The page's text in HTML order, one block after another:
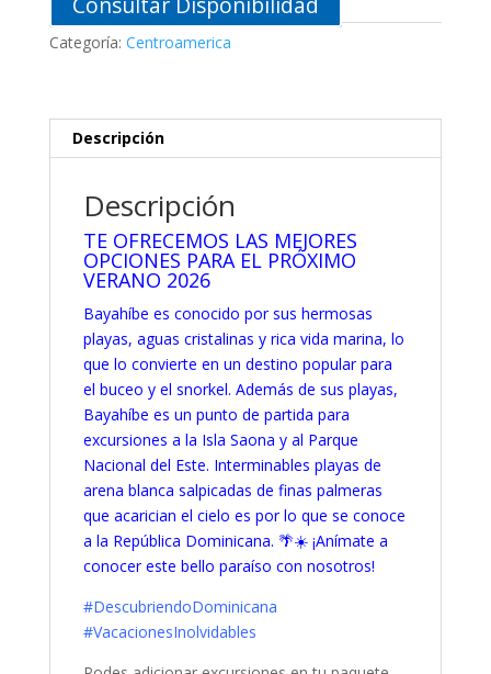
Categoría: Centroamerica
Descripción
Descripción
TE OFRECEMOS LAS MEJORES
OPCIONES PARA EL PRÓXIMO
VERANO 2026
Bayahíbe es conocido por sus hermosas
playas, aguas cristalinas y rica vida marina, lo
que lo convierte en un destino popular para
el buceo y el snorkel. Además de sus playas,
Bayahíbe es un punto de partida para
excursiones a la Isla Saona y al Parque
Nacional del Este. Interminables playas de
arena blanca salpicadas de finas palmeras
que acarician el cielo es por lo que se conoce
a la República Dominicana. 🌴☀️ ¡Anímate a
conocer este bello paraíso con nosotros!
#DescubriendoDominicana
#VacacionesInolvidables